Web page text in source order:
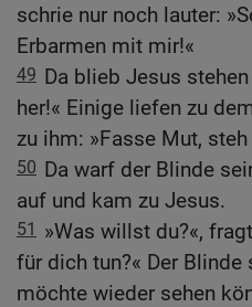
schrie nur noch lauter:
Erbarmen mit mir!«
49 Da blieb Jesus
her!« Einige liefen zu
zu ihm: »Fasse Mut,
50 Da warf der Blinde
auf und kam zu Jesus.
51 »Was willst du?«,
für dich tun?« Der Blinde
möchte wieder sehen